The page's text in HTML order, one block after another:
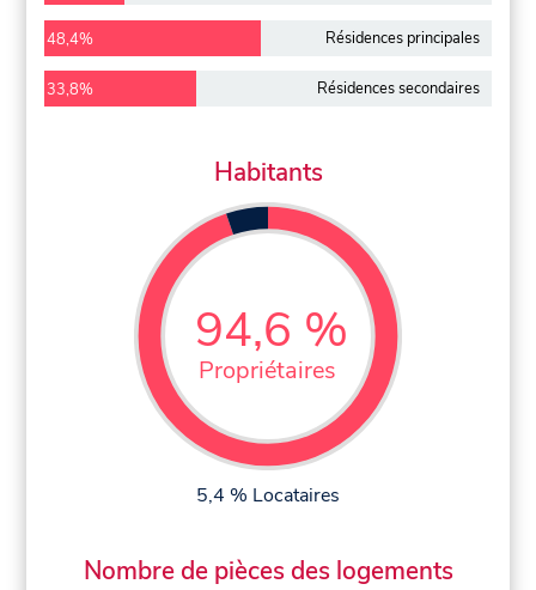
48,4% Résidences principales
33,8% Résidences secondaires
Habitants
94,6 %
Propriétaires
5,4 % Locataires
Nombre de pièces des logements